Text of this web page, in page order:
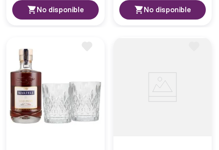
No disponible No disponible